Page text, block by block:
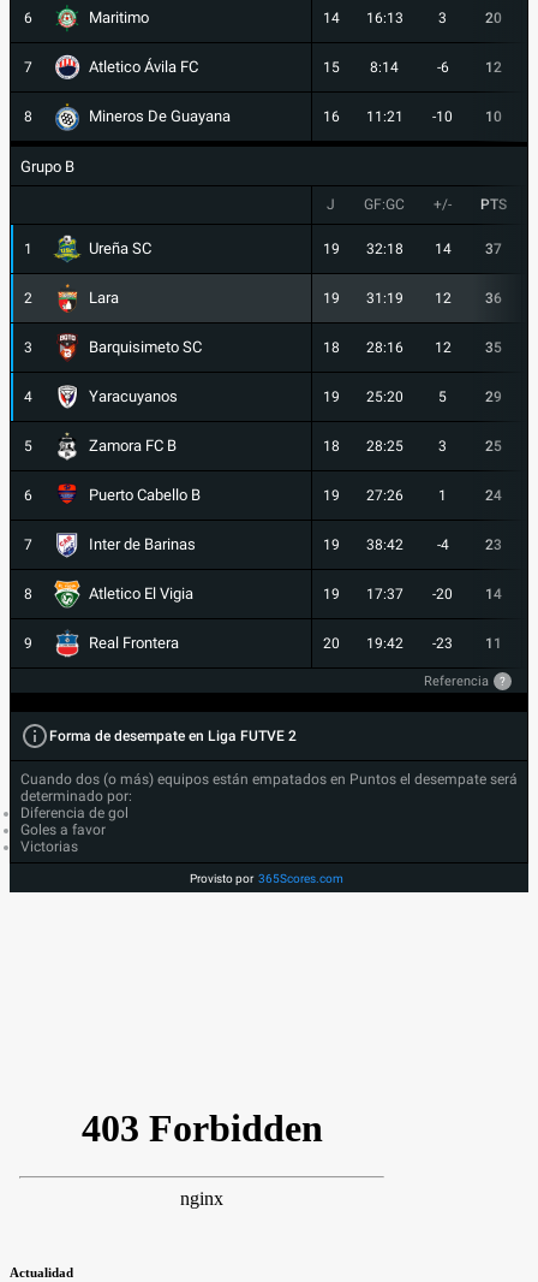
6 Maritimo 14 16:13 3 20
7 Atletico Ávila FC 15 8:14 -6 12
8 Mineros De Guayana 16 11:21 -10 10
Grupo B
J GF:GC +/- PTS
1 Ureña SC 19 32:18 14 37
2 Lara 19 31:19 12 36
3 Barquisimeto SC 18 28:16 12 35
4 Yaracuyanos 19 25:20 5 29
5 Zamora FC B 18 28:25 3 25
6 Puerto Cabello B 19 27:26 1 24
7 Inter de Barinas 19 38:42 -4 23
8 Atletico El Vigia 19 17:37 -20 14
9 Real Frontera 20 19:42 -23 11
Referencia ?
Forma de desempate en Liga FUTVE 2
Cuando dos (o más) equipos están empatados en Puntos el desempate será
determinado por:
Diferencia de gol
Goles a favor
Victorias
Provisto por 365Scores.com
Actualidad